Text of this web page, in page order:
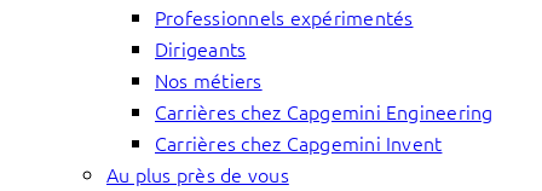
Professionnels expérimentés
Dirigeants
Nos métiers
Carrières chez Capgemini Engineering
Carrières chez Capgemini Invent
Au plus près de vous